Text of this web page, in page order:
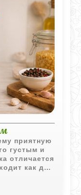
приятную
густым и
отличается
как для
выпечки.